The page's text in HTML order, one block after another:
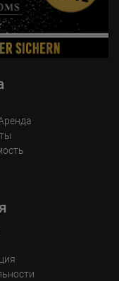
по ссылке:
фотографией,
через WhatsApp
нетерпением ждём